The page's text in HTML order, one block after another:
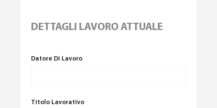
DETTAGLI LAVORO ATTUALE
Datore Di Lavoro
Titolo Lavorativo